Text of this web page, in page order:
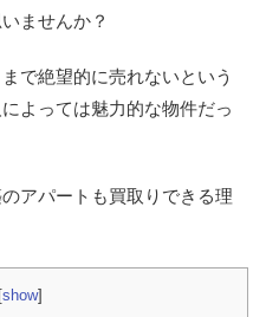
ませんか？
で絶望的に売れないという
よっては魅力的な物件だっ
アパートも買取りできる理
[show]